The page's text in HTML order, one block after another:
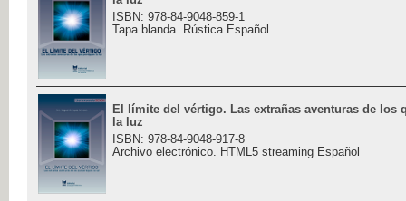
ISBN: 978-84-9048-859-1
Tapa blanda. Rústica Español
El límite del vértigo. Las extrañas aventuras de los
la luz
ISBN: 978-84-9048-917-8
Archivo electrónico. HTML5 streaming Español